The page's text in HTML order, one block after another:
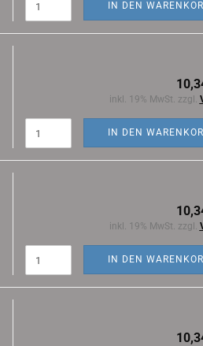
IN DEN
inkl. 19% MwSt. zzgl.
IN DEN
inkl. 19% MwSt. zzgl.
IN DEN